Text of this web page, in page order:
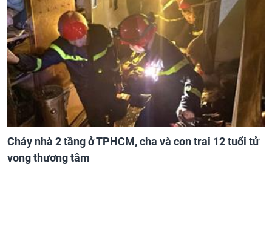
Cháy nhà 2 tầng ở TPHCM, cha và con trai 12 tuổi tử
vong thương tâm